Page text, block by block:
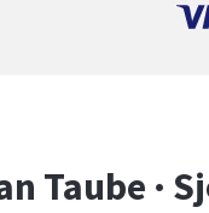
Taube ·